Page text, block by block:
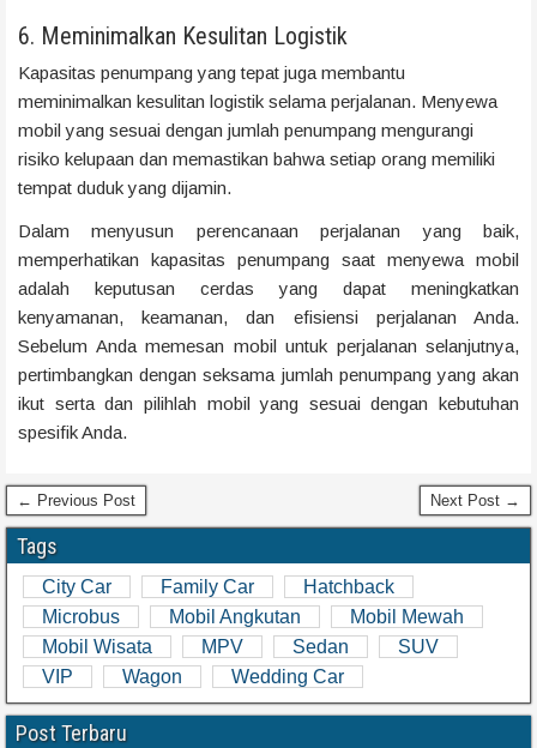
6. Meminimalkan Kesulitan Logistik
Kapasitas penumpang yang tepat juga membantu
meminimalkan kesulitan logistik selama perjalanan. Menyewa
mobil yang sesuai dengan jumlah penumpang mengurangi
risiko kelupaan dan memastikan bahwa setiap orang memiliki
tempat duduk yang dijamin.
Dalam menyusun perencanaan perjalanan yang baik,
memperhatikan kapasitas penumpang saat menyewa mobil
adalah keputusan cerdas yang dapat meningkatkan
kenyamanan, keamanan, dan efisiensi perjalanan Anda.
Sebelum Anda memesan mobil untuk perjalanan selanjutnya,
pertimbangkan dengan seksama jumlah penumpang yang akan
ikut serta dan pilihlah mobil yang sesuai dengan kebutuhan
spesifik Anda.
← Previous Post Next Post →
Tags
City Car Family Car
Hatchback
Microbus
Mobil Angkutan
Mobil Mewah
Mobil Wisata
MPV Sedan
SUV
VIP
Wagon Wedding Car
Post Terbaru